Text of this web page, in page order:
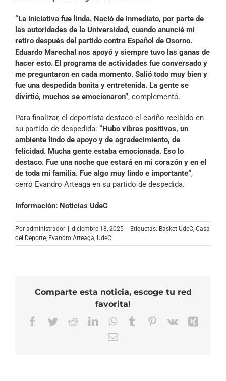
“La iniciativa fue linda. Nació de inmediato, por parte de
las autoridades de la Universidad, cuando anuncié mi
retiro después del partido contra Español de Osorno.
Eduardo Marechal nos apoyó y siempre tuvo las ganas de
hacer esto. El programa de actividades fue conversado y
me preguntaron en cada momento. Salió todo muy bien y
fue una despedida bonita y entretenida. La gente se
divirtió, muchos se emocionaron”, complementó.
Para finalizar, el deportista destacó el cariño recibido en
su partido de despedida: “Hubo vibras positivas, un
ambiente lindo de apoyo y de agradecimiento, de
felicidad. Mucha gente estaba emocionada. Eso lo
destaco. Fue una noche que estará en mi corazón y en el
de toda mi familia. Fue algo muy lindo e importante”,
cerró Evandro Arteaga en su partido de despedida.
Información: Noticias UdeC
Por administrador diciembre 18, 2025 Etiquetas: Basket UdeC, Casa
del Deporte, Evandro Arteaga, UdeC
Comparte esta noticia, escoge tu red
favorita!
Facebook
TwitterRedditLinkedInWhatsApp
TumblrPinterest
Vk
Correo